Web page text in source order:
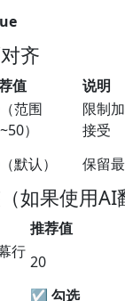
齐
值
说明
（范围
）
限制
接受
（默认） 保留
如果使用AI
推荐值
行
20
☑ 勾选